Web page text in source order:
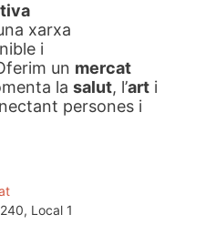
xarxa
i
un mercat
la salut, l’art i
persones i
Local 1